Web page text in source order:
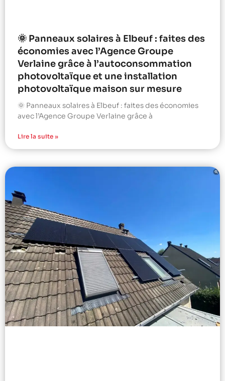
🌞 Panneaux solaires à Elbeuf : faites des
économies avec l’Agence Groupe
Verlaine grâce à l’autoconsommation
photovoltaïque et une installation
photovoltaïque maison sur mesure
🌞 Panneaux solaires à Elbeuf : faites des économies
avec l’Agence Groupe Verlaine grâce à
Lire la suite »